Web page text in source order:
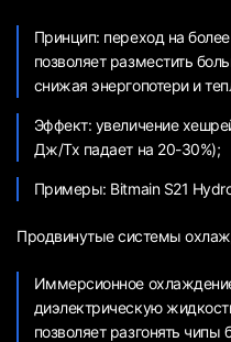
Принцип: переход на
позволяет разместить
снижая энергопотери и
Эффект: увеличение
Дж/Тх падает на 20-30%);
Примеры: Bitmain S21
Продвинутые системы
Иммерсионное
диэлектрическую
позволяет разгонять